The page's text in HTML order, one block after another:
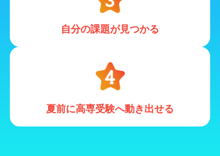
自分の課題が見つかる
夏前に高専受験へ動き出せる